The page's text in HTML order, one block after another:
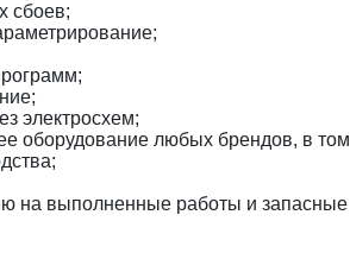
сбоев;
электросхем;
оборудование любых брендов, в том
на выполненные работы и запасные